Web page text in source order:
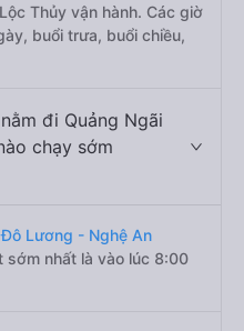
Thủy vận hành. Các giờ
buổi trưa, buổi chiều,
đi Quảng Ngãi
chạy sớm
Lương - Nghệ An
sớm nhất là vào lúc 8:00